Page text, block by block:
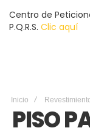
Centro de
P.Q.R.S. Clic aquí
Inicio
PISO